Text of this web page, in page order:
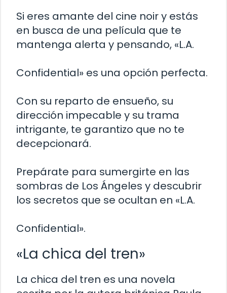
Si eres amante del cine noir y estás
en busca de una película que te
mantenga alerta y pensando, «L.A.
Confidential» es una opción perfecta.
Con su reparto de ensueño, su
dirección impecable y su trama
intrigante, te garantizo que no te
decepcionará.
Prepárate para sumergirte en las
sombras de Los Ángeles y descubrir
los secretos que se ocultan en «L.A.
Confidential».
«La chica del tren»
La chica del tren es una novela